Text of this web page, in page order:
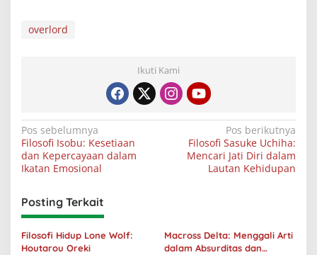
overlord
Ikuti Kami
Navigasi
pos
Pos sebelumnya
Filosofi Isobu: Kesetiaan
dan Kepercayaan dalam
Ikatan Emosional
Pos berikutnya
Filosofi Sasuke Uchiha:
Mencari Jati Diri dalam
Lautan Kehidupan
Posting Terkait
Filosofi Hidup Lone Wolf:
Houtarou Oreki
Macross Delta: Menggali Arti
dalam Absurditas dan